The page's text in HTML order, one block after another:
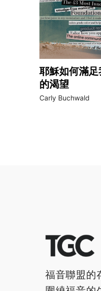
耶穌如何滿
的渴望
Carly Buchwald
福音聯盟的